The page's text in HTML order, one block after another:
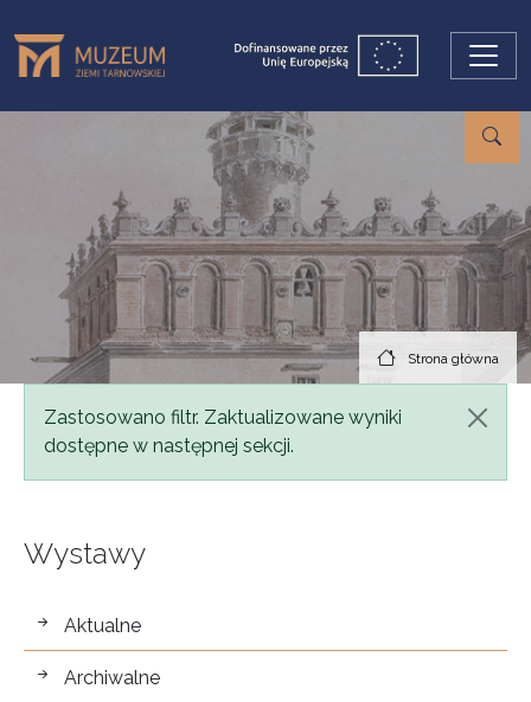
Strona główna
Komunikat
Zastosowano filtr. Zaktualizowane wyniki
dostępne w następnej sekcji.
Wystawy
wystawy
Aktualne
Archiwalne